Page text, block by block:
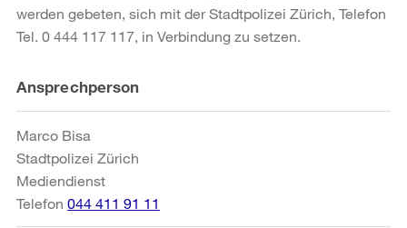
werden gebeten, sich mit der Stadtpolizei Zürich, Telefon
Tel. 0 444 117 117, in Verbindung zu setzen.
Weitere
Informationen
Ansprechperson
Marco Bisa
Stadtpolizei Zürich
Mediendienst
Telefon 044 411 91 11